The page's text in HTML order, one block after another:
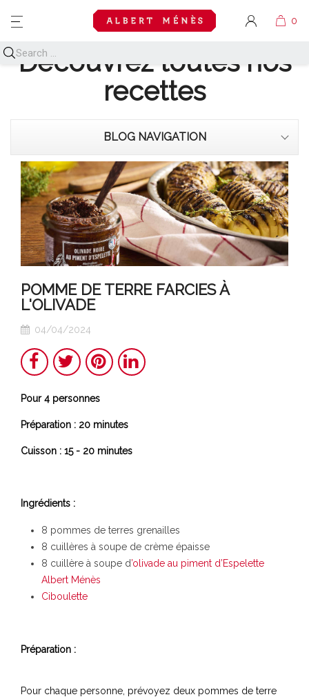
MENU
Découvrez toutes nos
recettes
BLOG NAVIGATION
POMME DE TERRE FARCIES À
L'OLIVADE
04/04/2024
Pour 4 personnes
Préparation : 20 minutes
Cuisson : 15 - 20 minutes
Ingrédients :
8 pommes de terres grenailles
8 cuillères à soupe de crème épaisse
8 cuillère à soupe d’olivade au piment d’Espelette
Albert Ménès
Ciboulette
Préparation :
Pour chaque personne, prévoyez deux pommes de terre